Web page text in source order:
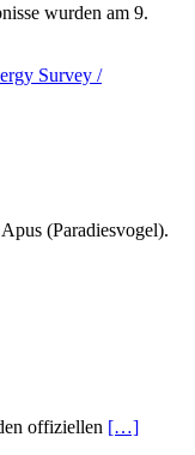
wurden am 9.
(Paradiesvogel).
offiziellen […]